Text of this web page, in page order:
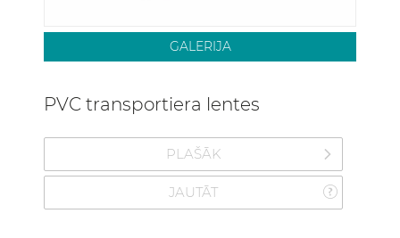
PVC transportiera lentes
PLAŠĀK
JAUTĀT
GALERIJA